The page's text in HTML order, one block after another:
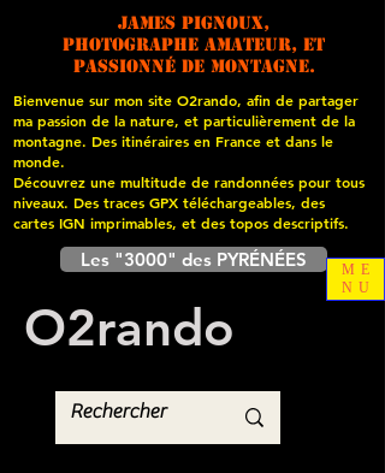
James PIGNOUX,
photographe amateur, et
passionné de montagne.
Bienvenue sur mon site O2rando, afin de partager
ma passion de la nature, et particulièrement de la
montagne. Des itinéraires en France et dans le
monde.
Découvrez une multitude de randonnées pour tous
niveaux. Des traces GPX téléchargeables, des
cartes IGN imprimables, et des topos descriptifs.
Les "3000" des PYRÉNÉES
O2rando
ME
NU